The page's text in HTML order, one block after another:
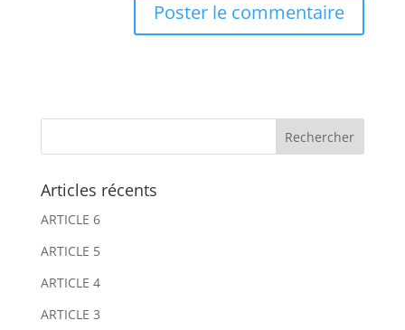
e
r
a
t
i
v
e
r
a
t
i
v
Articles récents
ARTICLE 6
ARTICLE 5
ARTICLE 4
ARTICLE 3